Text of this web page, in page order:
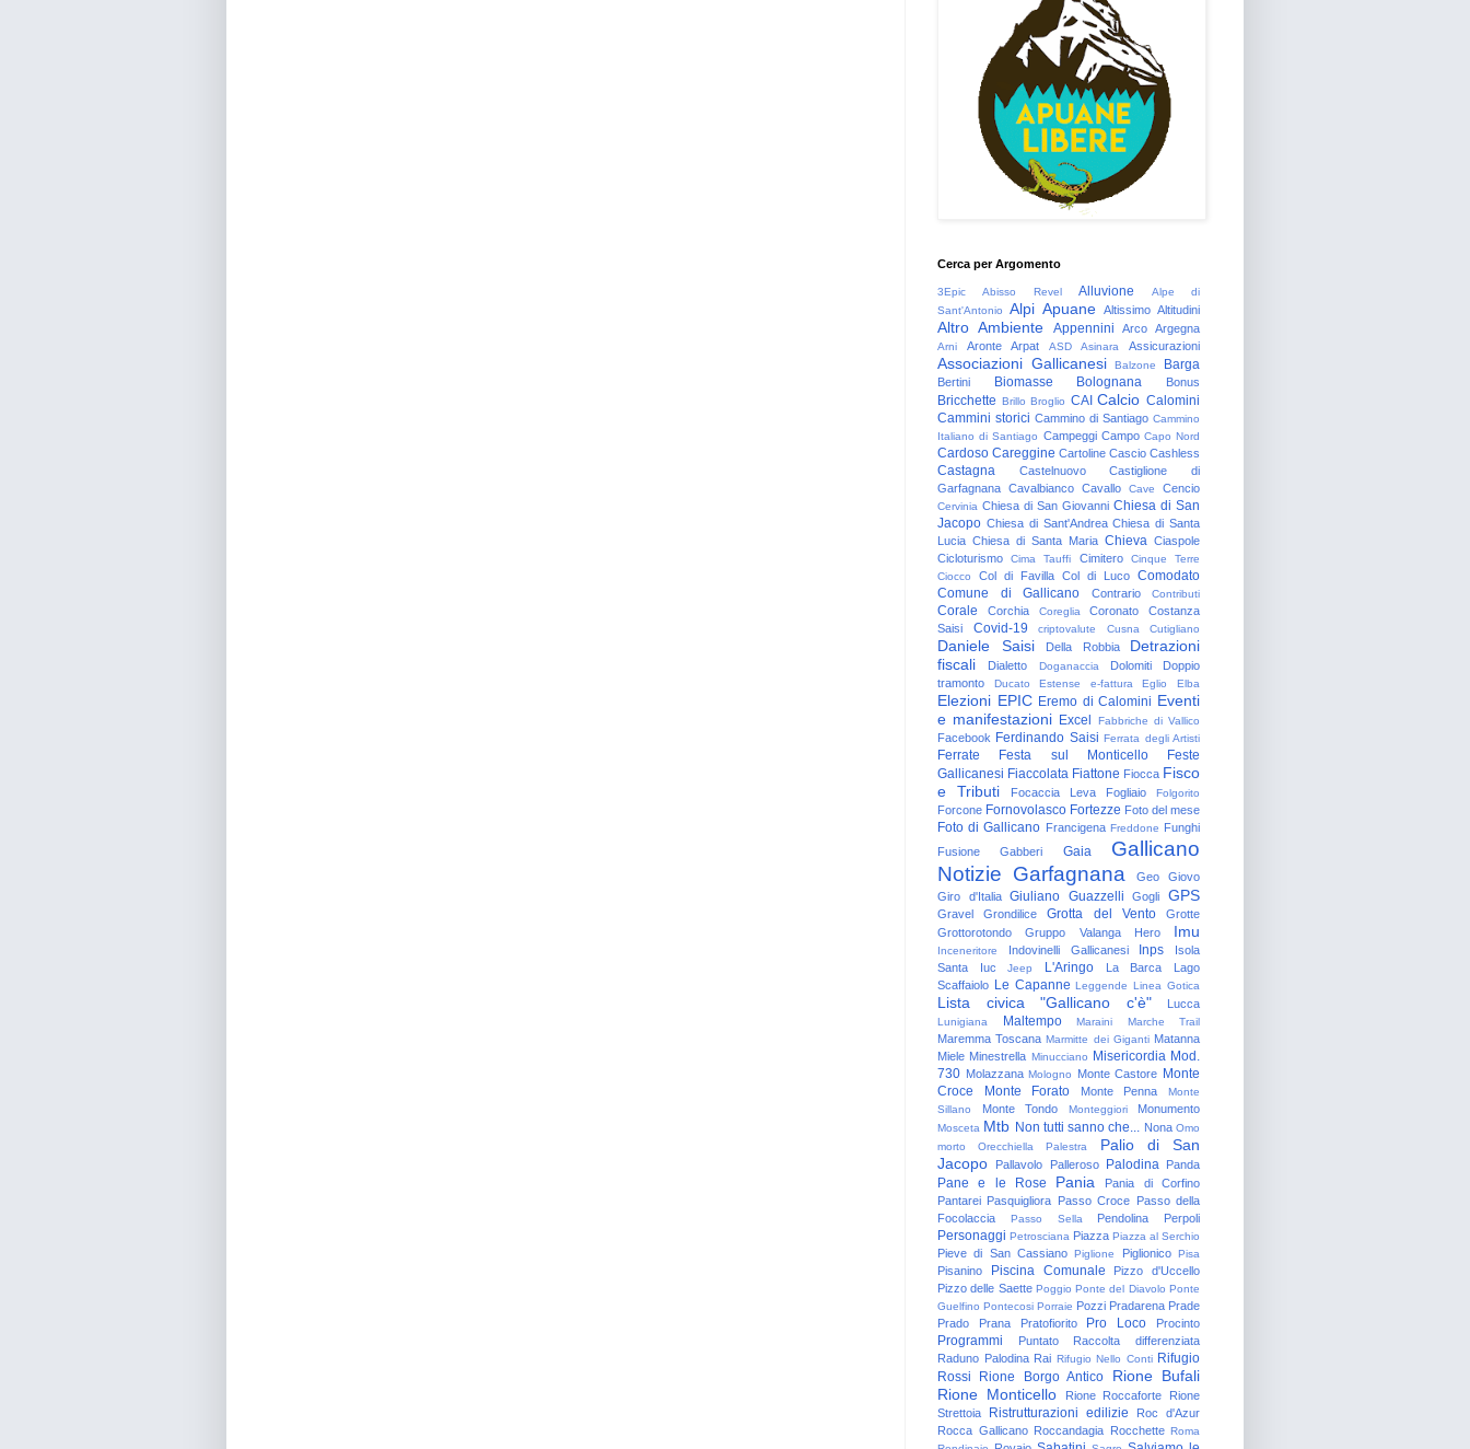
Cerca per Argomento
3Epic Abisso Revel Alluvione
Alpe di
Sant'Antonio
Alpi Apuane Altissimo Altitudini
Altro Ambiente Appennini Arco Argegna
Arni Aronte Arpat ASD Asinara Assicurazioni
Associazioni Gallicanesi Balzone Barga
Bertini Biomasse Bolognana Bonus
Bricchette Brillo Broglio CAI Calcio Calomini
Cammini storici Cammino di Santiago Cammino
Italiano di Santiago Campeggi Campo Capo Nord
Cardoso Careggine Cartoline Cascio Cashless
Castagna Castelnuovo
Castiglione di
Garfagnana Cavalbianco Cavallo Cave Cencio
Cervinia Chiesa di San Giovanni Chiesa di San
Jacopo Chiesa di Sant'Andrea Chiesa di Santa
Lucia Chiesa di Santa Maria Chieva Ciaspole
Cicloturismo
Cima Tauffi Cimitero
Cinque Terre
Ciocco
Col di Favilla Col di Luco Comodato
Comune di Gallicano
Contrario Contributi
Corale Corchia Coreglia Coronato
Costanza
Saisi
Covid-19 criptovalute Cusna Cutigliano
Daniele Saisi Della Robbia
Detrazioni
fiscali
Dialetto Doganaccia Dolomiti
Doppio
tramonto
Ducato Estense e-fattura Eglio Elba
Elezioni EPIC Eremo di Calomini Eventi
e manifestazioni Excel Fabbriche di Vallico
Facebook Ferdinando Saisi Ferrata degli Artisti
Ferrate Festa sul Monticello
Feste
Gallicanesi Fiaccolata Fiattone Fiocca Fisco
e Tributi
Focaccia Leva Fogliaio Folgorito
Forcone Fornovolasco Fortezze Foto del mese
Foto di Gallicano Francigena Freddone Funghi
Fusione
Gabberi Gaia
Gallicano
Notizie Garfagnana Geo
Giovo
Giro d'Italia
Giuliano Guazzelli Gogli GPS
Gravel Grondilice Grotta del Vento
Grotte
Grottorotondo
Gruppo Valanga Hero Imu
Inceneritore Indovinelli Gallicanesi Inps
Isola
Santa
Iuc Jeep L'Aringo La Barca
Lago
Scaffaiolo Le Capanne Leggende Linea Gotica
Lista civica "Gallicano c'è" Lucca
Lunigiana Maltempo Maraini Marche Trail
Maremma Toscana Marmitte dei Giganti Matanna
Miele Minestrella Minucciano Misericordia Mod.
730 Molazzana Mologno Monte Castore Monte
Croce
Monte Forato Monte Penna
Monte
Sillano
Monte Tondo Monteggiori Monumento
Mosceta Mtb Non tutti sanno che... Nona Omo
morto
Orecchiella Palestra
Palio di San
Jacopo
Pallavolo Palleroso Palodina Panda
Pane e le Rose Pania
Pania di Corfino
Pantarei Pasquigliora Passo Croce Passo della
Focolaccia
Passo Sella Pendolina Perpoli
Personaggi Petrosciana Piazza Piazza al Serchio
Pieve di San Cassiano Piglione Piglionico Pisa
Pisanino Piscina Comunale
Pizzo d'Uccello
Pizzo delle Saette Poggio Ponte del Diavolo Ponte
Guelfino Pontecosi Porraie Pozzi Pradarena Prade
Prado
Prana Pratofiorito Pro Loco Procinto
Programmi Puntato
Raccolta differenziata
Raduno Palodina Rai Rifugio Nello Conti Rifugio
Rossi
Rione Borgo Antico
Rione Bufali
Rione Monticello
Rione Roccaforte
Rione
Strettoia
Ristrutturazioni edilizie
Roc d'Azur
Rocca Gallicano Roccandagia Rocchette Roma